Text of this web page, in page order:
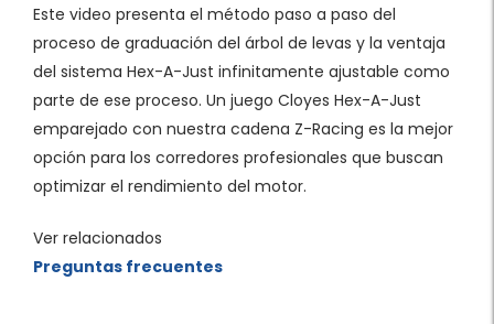
Este video presenta el método paso a paso del
proceso de graduación del árbol de levas y la ventaja
del sistema Hex-A-Just infinitamente ajustable como
parte de ese proceso. Un juego Cloyes Hex-A-Just
emparejado con nuestra cadena Z-Racing es la mejor
opción para los corredores profesionales que buscan
optimizar el rendimiento del motor.
Ver relacionados
Preguntas frecuentes